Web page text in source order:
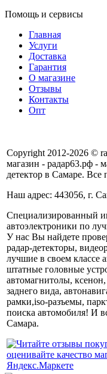
Помощь и сервисы
Главная
Услуги
Доставка
Гарантия
О магазине
Отзывы
Контакты
Опт
Copyright 2012-2026 ©
магазин - радар63.рф -
детектор в Самаре.
Наш адрес: 443056, г.
Специализированный
автоэлектроники по
У нас Вы найдете
радар-детекторы,
лучшие в своем классе
штатные головные
автомагнитолы,
заднего вида,
рамки,iso-разъемы,
поиска автомобиля! И
Самара.